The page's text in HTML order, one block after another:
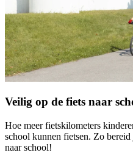
Veilig op de fiets naar
Hoe meer fietskilometers
school kunnen fietsen. Zo
naar school!